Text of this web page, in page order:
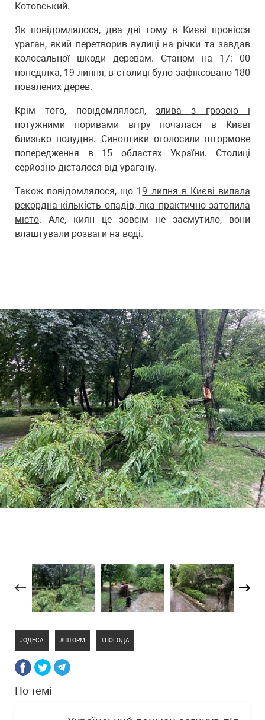
Котовський.
Як повідомлялося, два дні тому в Києві пронісся
ураган, який перетворив вулиці на річки та завдав
колосальної шкоди деревам. Станом на 17: 00
понеділка, 19 липня, в столиці було зафіксовано 180
повалених дерев.
Крім того, повідомлялося, злива з грозою і
потужними поривами вітру почалася в Києві
близько полудня. Синоптики оголосили штормове
попередження в 15 областях України. Столиці
серйозно дісталося від урагану.
Також повідомлялося, що 19 липня в Києві випала
рекордна кількість опадів, яка практично затопила
місто. Але, киян це зовсім не засмутило, вони
влаштували розваги на воді.
ОДЕСА ШТОРМ ПОГОДА
По темі